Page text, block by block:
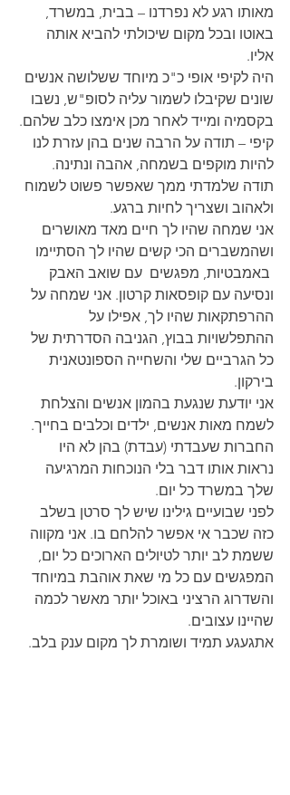
מאותו רגע לא נפרדנו – בבית, במשרד,
באוטו ובכל מקום שיכולתי להביא אותה
אליו.
היה לקיפי אופי כ"כ מיוחד ששלושה אנשים
שונים שקיבלו לשמור עליה לסופ"ש, נשבו
בקסמיה ומייד לאחר מכן אימצו כלב שלהם.
קיפי – תודה על הרבה שנים בהן עזרת לנו
להיות מוקפים בשמחה, אהבה ונתינה.
תודה שלמדתי ממך שאפשר פשוט לשמוח
ולאהוב ושצריך לחיות ברגע.
אני שמחה שהיו לך חיים מאד מאושרים
ושהמשברים הכי קשים שהיו לך הסתיימו
באמבטיות, מפגשים  עם שואב האבק
ונסיעה עם קופסאות קרטון. אני שמחה על
ההרפתקאות שהיו לך, אפילו על
ההתפלשויות בבוץ, הגניבה הסדרתית של
כל הגרביים שלי והשחייה הספונטאנית
בירקון.
אני יודעת שנגעת בהמון אנשים והצלחת
לשמח מאות אנשים, ילדים וכלבים בחייך.
החברות שעבדתי (עבדת) בהן לא היו
נראות אותו דבר בלי הנוכחות המרגיעה
שלך במשרד כל יום.
לפני שבועיים גילינו שיש לך סרטן בשלב
כזה שכבר אי אפשר להלחם בו. אני מקווה
ששמת לב יותר לטיולים הארוכים כל יום,
המפגשים עם כל מי שאת אוהבת במיוחד
והשדרוג הרציני באוכל יותר מאשר לכמה
שהיינו עצובים.
אתגעגע תמיד ושומרת לך מקום ענק בלב.